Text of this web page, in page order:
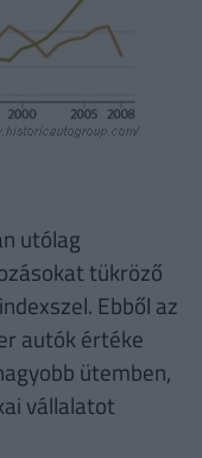
utólag
tükröző
Ebből az
autók értéke
ütemben,
vállalatot